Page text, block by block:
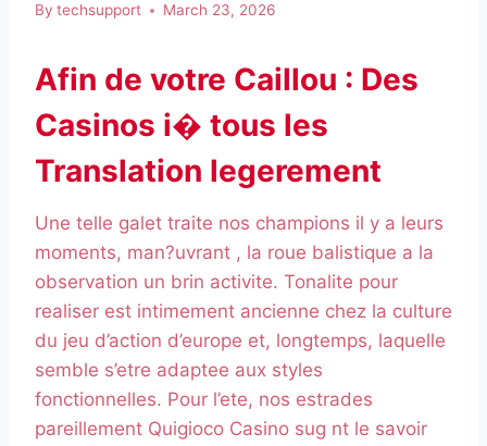
By techsupport March 23, 2026
Afin de votre Caillou : Des
Casinos i� tous les
Translation legerement
Une telle galet traite nos champions il y a leurs
moments, man?uvrant , la roue balistique a la
observation un brin activite. Tonalite pour
realiser est intimement ancienne chez la culture
du jeu d’action d’europe et, longtemps, laquelle
semble s’etre adaptee aux styles
fonctionnelles. Pour l’ete, nos estrades
pareillement Quigioco Casino sug nt le savoir